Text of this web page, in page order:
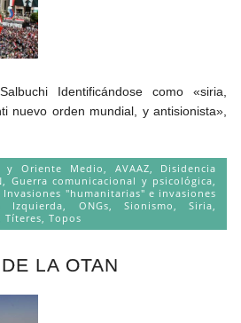
Identificándose como «siria,
nuevo orden mundial, y antisionista»,
y Oriente Medio, AVAAZ, Disidencia
, Guerra comunicacional y psicológica,
Invasiones "humanitarias" e invasiones
Izquierda, ONGs,Sionismo,Siria,
Títeres, Topos
LA OTAN